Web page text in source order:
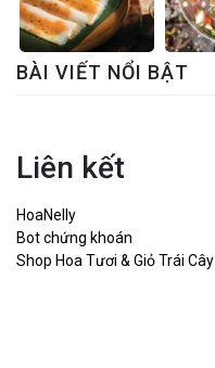
BÀI VIẾT NỔI BẬT
Liên kết
HoaNelly
Bot chứng khoán
Shop Hoa Tươi & Giỏ Trái Cây